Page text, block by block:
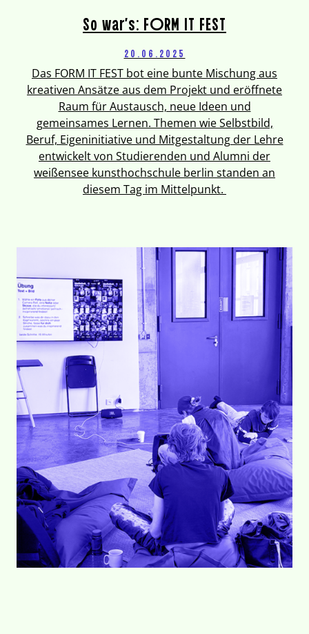
So war’s: FORM IT FEST
20.06.2025
Das FORM IT FEST bot eine bunte Mischung aus
kreativen Ansätze aus dem Projekt und eröffnete
Raum für Austausch, neue Ideen und
gemeinsames Lernen. Themen wie Selbstbild,
Beruf, Eigeninitiative und Mitgestaltung der Lehre
entwickelt von Studierenden und Alumni der
weißensee kunsthochschule berlin standen an
diesem Tag im Mittelpunkt.